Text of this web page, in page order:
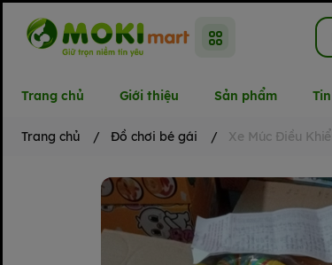
Trang chủ Giới thiệu Sản phẩm
Trang chủ / Đồ chơi bé gái / Xe Múc Điều